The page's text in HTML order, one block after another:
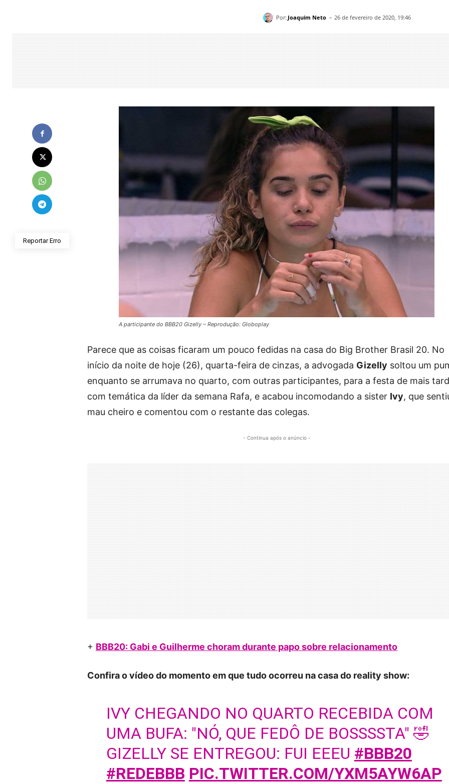
Por: Joaquim Neto - 26 de fevereiro de 2020, 19:46
Reportar Erro
A participante do BBB20 Gizelly – Reprodução: Globoplay
Parece que as coisas ficaram um pouco fedidas na casa do Big Brother Brasil 20. No
início da noite de hoje (26), quarta-feira de cinzas, a advogada Gizelly soltou um
enquanto se arrumava no quarto, com outras participantes, para a festa de mais
com temática da líder da semana Rafa, e acabou incomodando a sister Ivy, que
mau cheiro e comentou com o restante das colegas.
- Continua após o anúncio -
+ BBB20: Gabi e Guilherme choram durante papo sobre relacionamento
Confira o vídeo do momento em que tudo ocorreu na casa do reality show:
IVY CHEGANDO NO QUARTO RECEBIDA COM
UMA BUFA: "NÓ, QUE FEDÔ DE BOSSSSTA" 🤣
GIZELLY SE ENTREGOU: FUI EEEU #BBB20
#REDEBBB PIC.TWITTER.COM/YXM5AYW6AP